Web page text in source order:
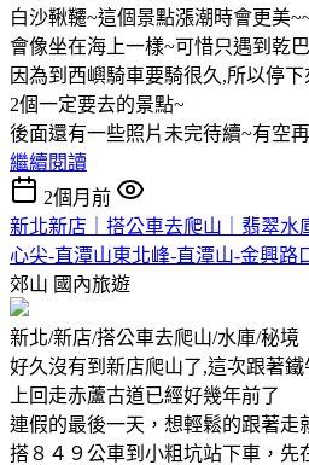
白沙鞦韆~這個景點漲潮時會更美
會像坐在海上一樣~可惜只遇到乾
因為到西嶼騎車要騎很久,所以停
2個一定要去的景點~
後面還有一些照片未完待續~有空
繼續閱讀
2個月前
新北新店｜搭公車去爬山｜翡翠水
心尖-直潭山東北峰-直潭山-金興路
郊山 國內旅遊
新北/新店/搭公車去爬山/水庫/秘境
好久沒有到新店爬山了,這次跟著
上回走赤蘆古道已經好幾年前了
連假的最後一天，想輕鬆的跟著走
搭８４９公車到小粗坑站下車，先